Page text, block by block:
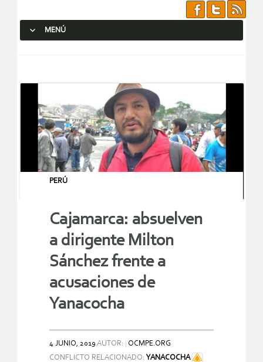
MENÚ
PERÚ
Cajamarca: absuelven
a dirigente Milton
Sánchez frente a
acusaciones de
Yanacocha
4 JUNIO, 2019 AUTOR:
OCMPE.ORG
CONFLICTO RELACIONADO: YANACOCHA